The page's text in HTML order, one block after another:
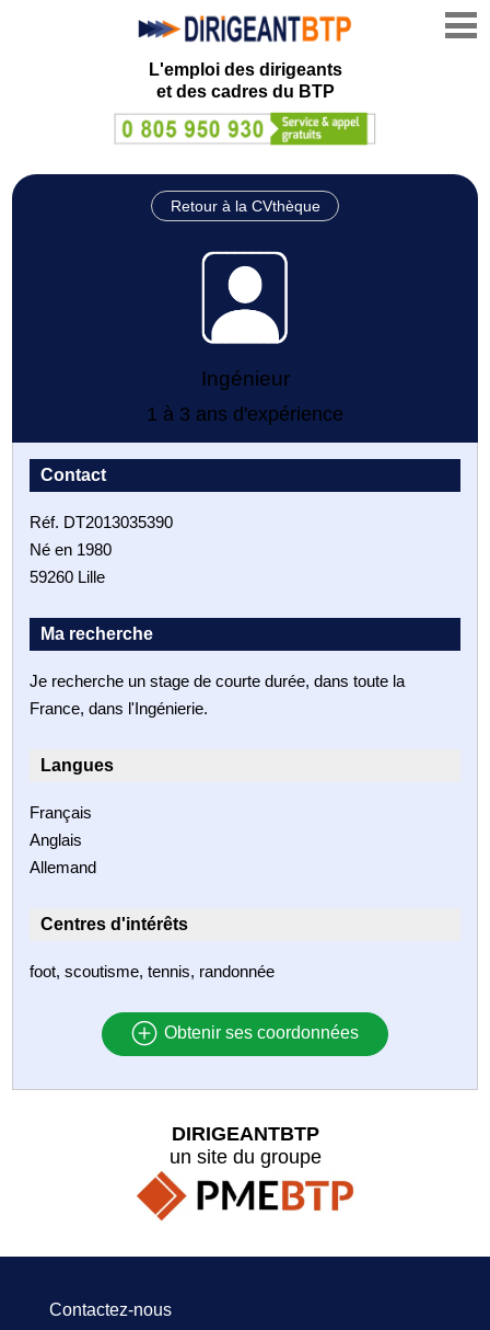
L'emploi des dirigeants
et des cadres du BTP
Retour à la CVthèque
Ingénieur
1 à 3 ans d'expérience
Contact
Réf. DT2013035390
Né en 1980
59260 Lille
Ma recherche
Je recherche un stage de courte durée, dans toute la
France, dans l'Ingénierie.
Langues
Français
Anglais
Allemand
Centres d'intérêts
foot, scoutisme, tennis, randonnée
Obtenir ses coordonnées
DIRIGEANTBTP
un site du groupe
Contactez-nous